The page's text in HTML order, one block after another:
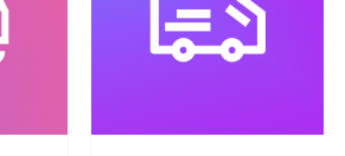
江门到铜仁货运专线，包括国内
车运输、航空货运货运以及国际空